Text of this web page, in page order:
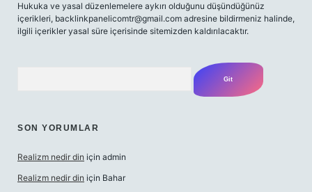
Hukuka ve yasal düzenlemelere aykırı olduğunu düşündüğünüz
içerikleri, backlinkpanelicomtr@gmail.com adresine bildirmeniz halinde,
ilgili içerikler yasal süre içerisinde sitemizden kaldırılacaktır.
SON YORUMLAR
Realizm nedir din için admin
Realizm nedir din için Bahar